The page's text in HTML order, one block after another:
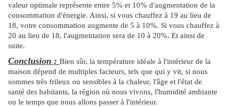
valeur optimale représente entre 5% et 10% d'augmentation de la
consommation d'énergie. Ainsi, si vous chauffez à 19 au lieu de
18, votre consommation augmente de 5 à 10%. Si vous chauffez à
20 au lieu de 18, l'augmentation sera de 10 à 20%. Et ainsi de
suite.
Conclusion : Bien sûr, la température idéale à l'intérieur de la
maison dépend de multiples facteurs, tels que qui y vit, si nous
sommes très frileux ou sensibles à la chaleur, l'âge et l'état de
santé des habitants, la région où nous vivons, l'humidité ambiante
ou le temps que nous allons passer à l'intérieur.